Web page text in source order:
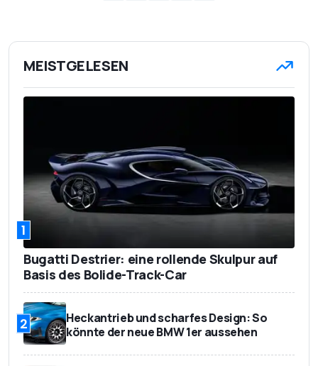
MEISTGELESEN
1
Bugatti Destrier: eine rollende Skulpur auf
Basis des Bolide-Track-Car
2
Heckantrieb und scharfes Design: So
könnte der neue BMW 1er aussehen